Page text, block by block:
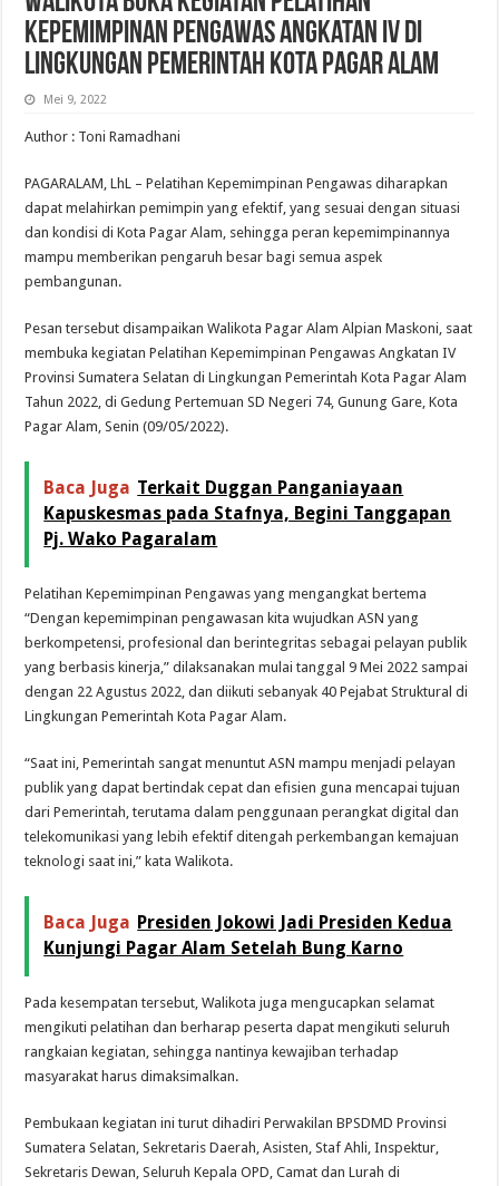
Kepemimpinan Pengawas Angkatan IV di
Lingkungan Pemerintah Kota Pagar Alam
Mei 9, 2022
Author : Toni Ramadhani
PAGARALAM, LhL – Pelatihan Kepemimpinan Pengawas diharapkan
dapat melahirkan pemimpin yang efektif, yang sesuai dengan situasi
dan kondisi di Kota Pagar Alam, sehingga peran kepemimpinannya
mampu memberikan pengaruh besar bagi semua aspek
pembangunan.
Pesan tersebut disampaikan Walikota Pagar Alam Alpian Maskoni, saat
membuka kegiatan Pelatihan Kepemimpinan Pengawas Angkatan IV
Provinsi Sumatera Selatan di Lingkungan Pemerintah Kota Pagar Alam
Tahun 2022, di Gedung Pertemuan SD Negeri 74, Gunung Gare, Kota
Pagar Alam, Senin (09/05/2022).
Baca Juga Terkait Duggan Panganiayaan
Kapuskesmas pada Stafnya, Begini Tanggapan
Pj. Wako Pagaralam
Pelatihan Kepemimpinan Pengawas yang mengangkat bertema
“Dengan kepemimpinan pengawasan kita wujudkan ASN yang
berkompetensi, profesional dan berintegritas sebagai pelayan publik
yang berbasis kinerja,” dilaksanakan mulai tanggal 9 Mei 2022 sampai
dengan 22 Agustus 2022, dan diikuti sebanyak 40 Pejabat Struktural di
Lingkungan Pemerintah Kota Pagar Alam.
“Saat ini, Pemerintah sangat menuntut ASN mampu menjadi pelayan
publik yang dapat bertindak cepat dan efisien guna mencapai tujuan
dari Pemerintah, terutama dalam penggunaan perangkat digital dan
telekomunikasi yang lebih efektif ditengah perkembangan kemajuan
teknologi saat ini,” kata Walikota.
Baca Juga Presiden Jokowi Jadi Presiden Kedua
Kunjungi Pagar Alam Setelah Bung Karno
Pada kesempatan tersebut, Walikota juga mengucapkan selamat
mengikuti pelatihan dan berharap peserta dapat mengikuti seluruh
rangkaian kegiatan, sehingga nantinya kewajiban terhadap
masyarakat harus dimaksimalkan.
Pembukaan kegiatan ini turut dihadiri Perwakilan BPSDMD Provinsi
Sumatera Selatan, Sekretaris Daerah, Asisten, Staf Ahli, Inspektur,
Sekretaris Dewan, Seluruh Kepala OPD, Camat dan Lurah di